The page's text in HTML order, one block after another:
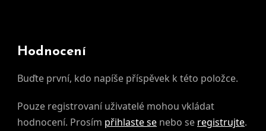
Hodnocení
Buďte první, kdo napíše příspěvek k této položce.
Pouze registrovaní uživatelé mohou vkládat
hodnocení. Prosím přihlaste se nebo se registrujte.